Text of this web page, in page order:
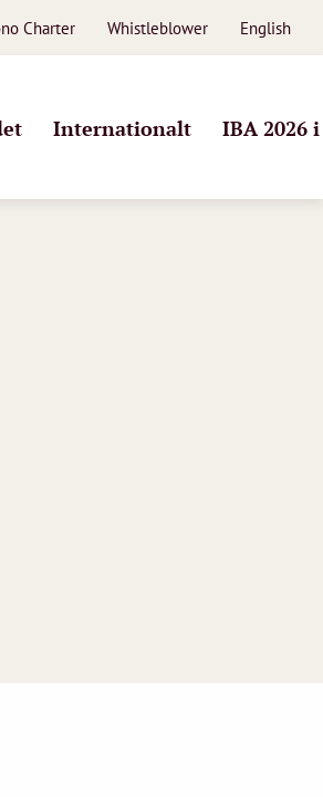
Charter Whistleblower English
Internationalt IBA 2026